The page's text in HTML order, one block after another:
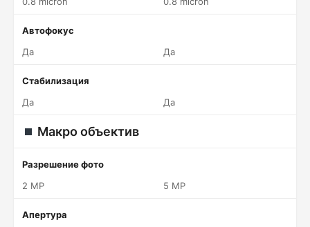
Автофокус
Да
Да
Стабилизация
Да
Да
Макро объектив
Разрешение фото
2 MP
5 MP
Апертура